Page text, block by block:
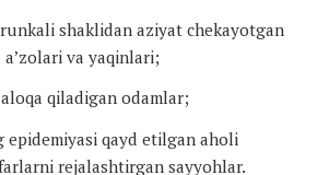
shaklidan aziyat chekayotgan
va yaqinlari;
qiladigan odamlar;
epidemiyasi qayd etilgan aholi
rejalashtirgan sayyohlar.